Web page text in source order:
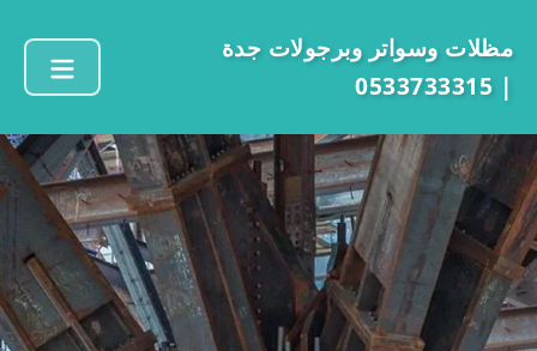
مظلات وسواتر وبرجولات جدة
| 0533733315